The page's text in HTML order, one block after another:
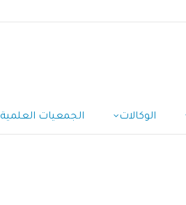
الوكالات الجمعيات العلمية